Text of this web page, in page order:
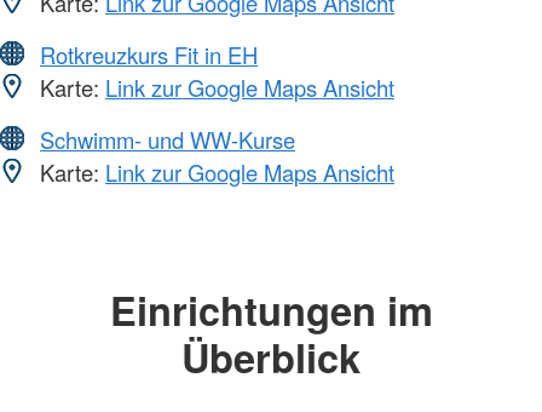
Rotkreuzkurs Fit in EH
Karte: Link zur Google Maps Ansicht
Schwimm- und WW-Kurse
Karte: Link zur Google Maps Ansicht
Einrichtungen im
Überblick